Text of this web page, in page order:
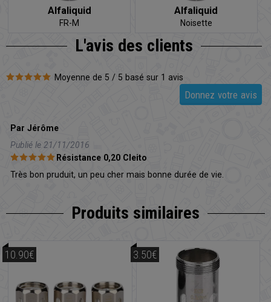
Alfaliquid
FR-M
Alfaliquid
Noisette
L'avis des clients
Moyenne de 5 / 5 basé sur 1 avis
Donnez votre avis
Par Jérôme
Publié le 21/11/2016
Résistance 0,20 Cleito
Très bon pruduit, un peu cher mais bonne durée de vie.
Produits similaires
10.90€ 3.50€